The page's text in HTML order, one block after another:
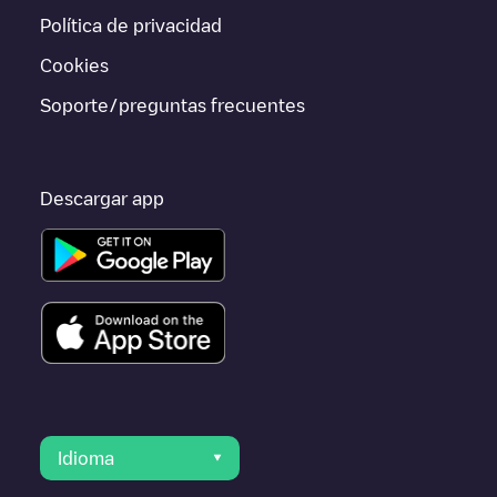
Seregno, porque están cerca y se encuentran dentro de
Provincia di Monza e della Brianza
Política de privacidad
Cookies
Soporte/preguntas frecuentes
Descargar app
Idioma